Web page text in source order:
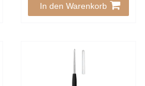
In den Warenkorb